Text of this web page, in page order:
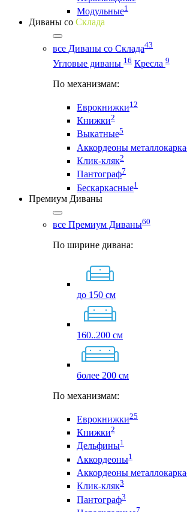
Модульные1
Диваны со Склада
все Диваны со Склада43
Угловые диваны 16 Кресла 9
По механизмам:
Еврокнижки12
Книжки2
Выкатные5
Аккордеоны
Клик-кляк2
Пантограф7
Бескаркасные1
Премиум Диваны
все Премиум Диваны60
По ширине дивана:
до 150 см
160..200 см
более 200 см
По механизмам:
Еврокнижки25
Книжки2
Дельфины1
Аккордеоны1
Аккордеоны
Клик-кляк3
Пантограф3
7